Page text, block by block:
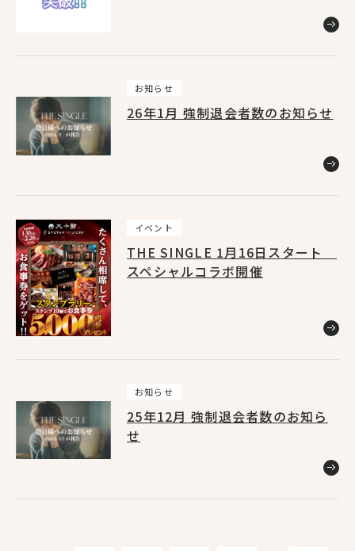
お知らせ
26年1月 強制退会者数のお知らせ
イベント
THE SINGLE 1月16日スタート
スペシャルコラボ開催
お知らせ
25年12月 強制退会者数のお知ら
せ